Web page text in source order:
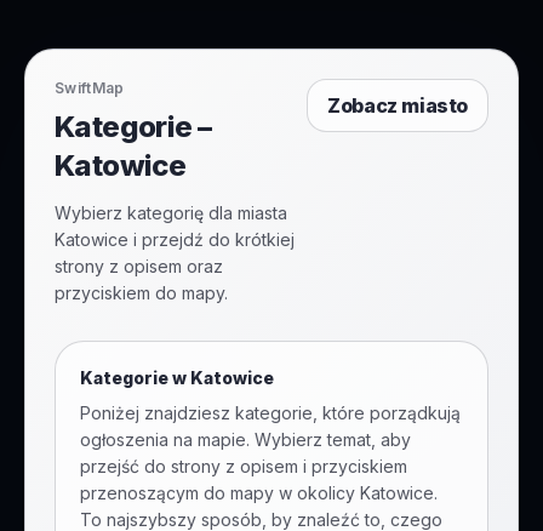
SwiftMap
Kategorie –
Katowice
Wybierz kategorię dla miasta
Katowice i przejdź do krótkiej
strony z opisem oraz
przyciskiem do mapy.
Zobacz miasto
Kategorie w Katowice
Poniżej znajdziesz kategorie, które porządkują
ogłoszenia na mapie. Wybierz temat, aby
przejść do strony z opisem i przyciskiem
przenoszącym do mapy w okolicy Katowice.
To najszybszy sposób, by znaleźć to, czego